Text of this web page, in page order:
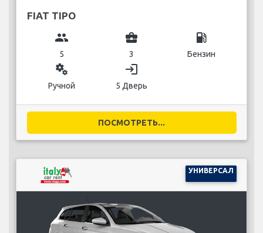
FIAT TIPO
group
5
business_center
3
local_gas_station
Бензин
miscellaneous_services
Ручной
login
5 Дверь
ПОСМОТРЕТЬ...
УНИВЕРСАЛ